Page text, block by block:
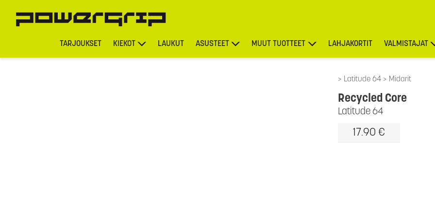
TARJOUKSET KIEKOT LAUKUT ASUSTEET MUUT TUOTTEET LAHJAKORTIT VALMISTAJAT
Latitude 64 Midarit
Latitude 64
Recycled Core
17.90 €